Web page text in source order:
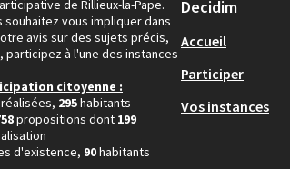
de Rillieux-la-Pape.
souhaitez vous impliquer dans
avis sur des sujets précis,
à l'une des instances
citoyenne :
295habitants
propositions dont 199
d'existence, 90habitants
Decidim
Accueil
Participer
Vos instances